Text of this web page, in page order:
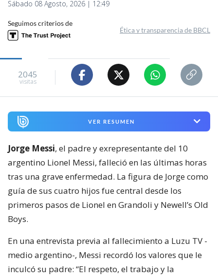
Sábado 08 Agosto, 2026 | 12:49
Seguimos criterios de
Ética y transparencia de BBCL
2045
visitas
VER RESUMEN
Jorge Messi, el padre y exrepresentante del 10
argentino Lionel Messi, falleció en las últimas horas
tras una grave enfermedad. La figura de Jorge como
guía de sus cuatro hijos fue central desde los
primeros pasos de Lionel en Grandoli y Newell’s Old
Boys.
En una entrevista previa al fallecimiento a Luzu TV -
medio argentino-, Messi recordó los valores que le
inculcó su padre: “El respeto, el trabajo y la